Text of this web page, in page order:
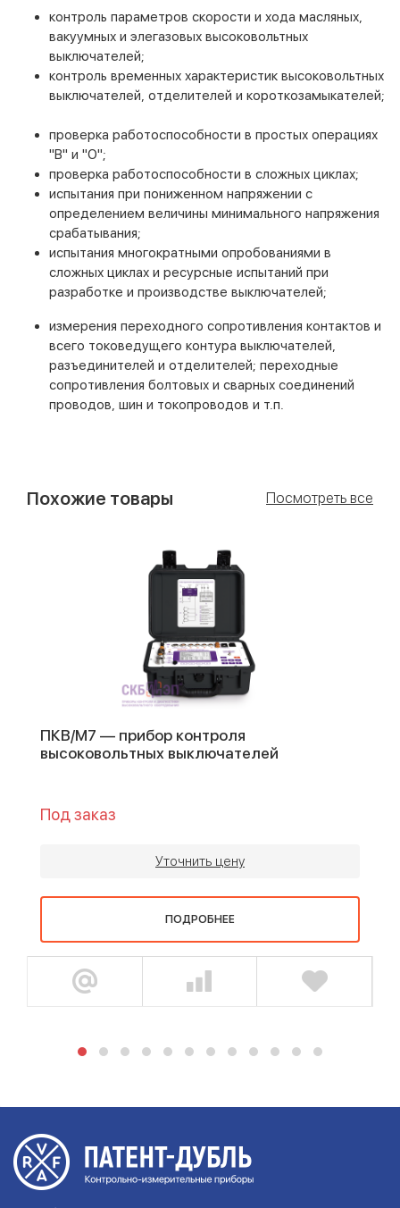
контроль параметров скорости и хода масляных,
вакуумных и элегазовых высоковольтных
выключателей;
контроль временных характеристик высоковольтных
выключателей, отделителей и короткозамыкателей;
проверка работоспособности в простых операциях
"В" и "О";
проверка работоспособности в сложных циклах;
испытания при пониженном напряжении с
определением величины минимального напряжения
срабатывания;
испытания многократными опробованиями в
сложных циклах и ресурсные испытаний при
разработке и производстве выключателей;
измерения переходного сопротивления контактов и
всего токоведущего контура выключателей,
разъединителей и отделителей; переходные
сопротивления болтовых и сварных соединений
проводов, шин и токопроводов и т.п.
Похожие товары Посмотреть все
ПКВ/М7 — прибор контроля
высоковольтных выключателей
Под заказ
Уточнить цену
ПОДРОБНЕЕ